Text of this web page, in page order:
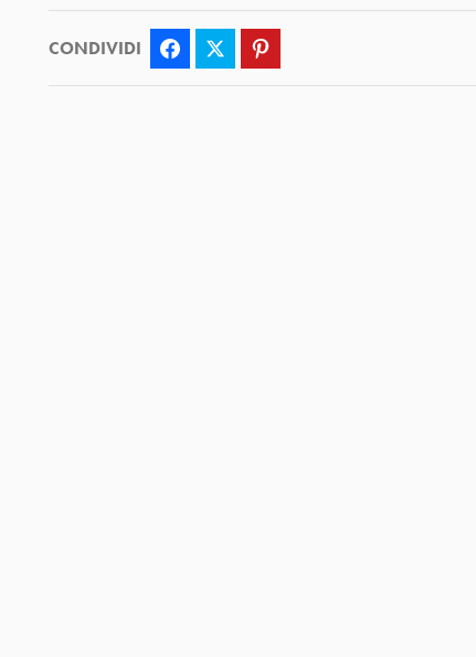
CONDIVIDI Facebook Twitter